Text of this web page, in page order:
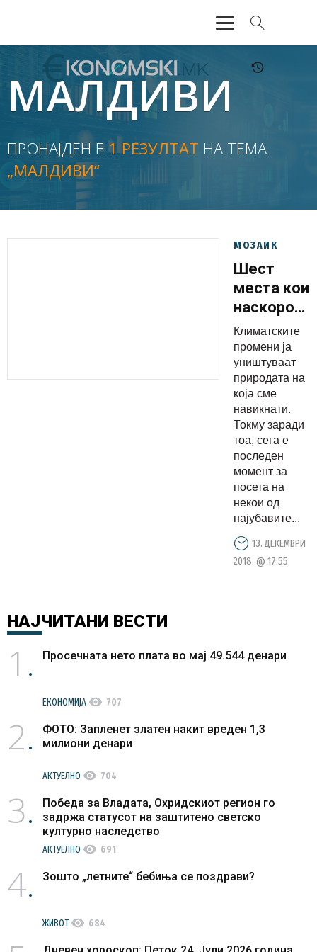
АКТУЕЛНО
ЕКОНОМИЈА
ФИНАНСИИ
БАНКАРСТВО
ЖИВОТ
МАЛДИВИ
ПРОНАЈДЕН Е1 РЕЗУЛТАТ НА ТЕМА
„МАЛДИВИ“
МОЗАИК
Шест
места кои
наскоро
ќе
исчезнат
Климатските
промени ја
уништуваат
природата на
која сме
навикнати.
Токму заради
тоа, сега е
последен
момент за
посета на
некои од
најубавите...
13. ДЕКЕМВРИ
2018. @ 17:55
НАЈЧИТАНИ ВЕСТИ
1 Просечната нето плата во мај 49.544 денари
ЕКОНОМИЈА visibility 707
2
ФОТО: Запленет златен накит вреден 1,3
милиони денари
АКТУЕЛНО visibility 704
3
Победа за Владата, Охридскиот регион го
задржа статусот на заштитено светско
културно наследство
АКТУЕЛНО visibility 691
4 Зошто „летните“ бебиња се поздрави?
ЖИВОТvisibility 684